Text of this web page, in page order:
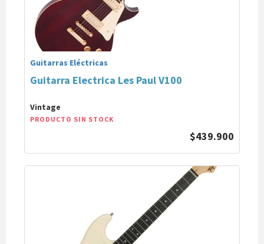
Guitarras Eléctricas
Guitarra Electrica Les Paul V100
Vintage
PRODUCTO SIN STOCK
$439.900